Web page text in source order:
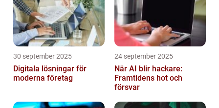
30 september 2025
Digitala lösningar för
moderna företag
24 september 2025
När AI blir hackare:
Framtidens hot och
försvar